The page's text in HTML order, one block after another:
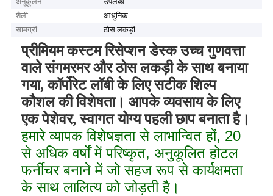
शैली
आधुनिक
सामग्री
ठोस लकड़ी
प्रीमियम कस्टम रिसेप्शन डेस्क उच्च गुणवत्ता
वाले संगमरमर और ठोस लकड़ी के साथ बनाया
गया, कॉर्पोरेट लॉबी के लिए सटीक शिल्प
कौशल की विशेषता। आपके व्यवसाय के लिए
एक पेशेवर, स्वागत योग्य पहली छाप बनाता है।
हमारे व्यापक विशेषज्ञता से लाभान्वित हों, 20
से अधिक वर्षों में परिष्कृत, अनुकूलित होटल
फर्नीचर बनाने में जो सहज रूप से कार्यक्षमता
के साथ लालित्य को जोड़ती है।